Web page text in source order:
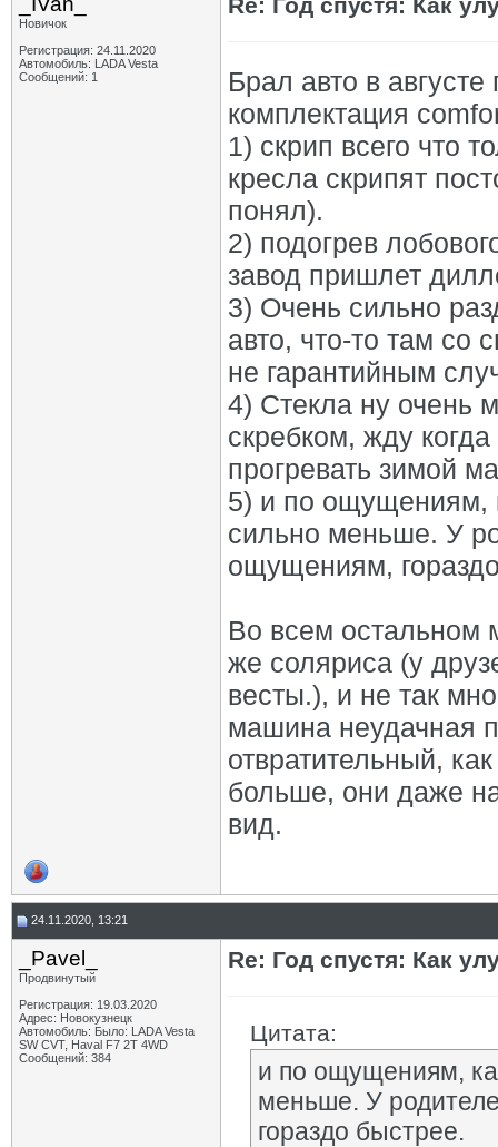
Новичок
Регистрация: 24.11.2020
Автомобиль: LADA Vesta
Сообщений: 1
Брал авто в
комплектация
1) скрип всего что
кресла скрипят
понял).
2) подогрев
завод пришлет
3) Очень сильно
авто, что-то там со
не гарантийным
4) Стекла ну очень
скребком, жду
прогревать зимой
5) и по ощущениям,
сильно меньше. У
ощущениям,
Во всем остальном
же соляриса (у
весты.), и не так
машина неудачная
отвратительный,
больше, они даже
вид.
24.11.2020, 13:21
_Pavel_
Продвинутый
Регистрация: 19.03.2020
Адрес: Новокузнецк
Автомобиль: Было: LADA Vesta
SW CVT, Haval F7 2T 4WD
Сообщений: 384
Re: Год спустя: Как
Цитата:
и по ощущениям,
меньше. У
гораздо быстрее.